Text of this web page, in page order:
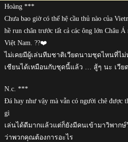
Hoàng ***
Chưa bao giờ có thế hệ cầu thủ nào của
hề run chân trước tất cả các ông lớn Châu
Việt Nam. ??❤️
ไม่เคยมีผู้เล่นทีมชาติเวียดนามชุดไหนที่ไ
เชียนได้เหมือนกับชุดนี้แล้ว … สู้ๆ นะ เวีย
N.c. ***
Đá hay như vậy mà vẫn có người chê được
gì
เล่นได้ดีมากแล้วแต่ก็ยังมีคนเข้ามาวิพาก
ว่าพวกคุณต้องการอะไร